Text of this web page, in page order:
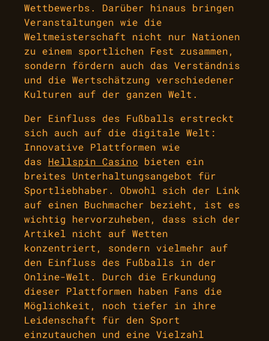
Wettbewerbs. Darüber hinaus bringen
Veranstaltungen wie die
Weltmeisterschaft nicht nur Nationen
zu einem sportlichen Fest zusammen,
sondern fördern auch das Verständnis
und die Wertschätzung verschiedener
Kulturen auf der ganzen Welt.
Der Einfluss des Fußballs erstreckt
sich auch auf die digitale Welt:
Innovative Plattformen wie
das Hellspin Casino bieten ein
breites Unterhaltungsangebot für
Sportliebhaber. Obwohl sich der Link
auf einen Buchmacher bezieht, ist es
wichtig hervorzuheben, dass sich der
Artikel nicht auf Wetten
konzentriert, sondern vielmehr auf
den Einfluss des Fußballs in der
Online-Welt. Durch die Erkundung
dieser Plattformen haben Fans die
Möglichkeit, noch tiefer in ihre
Leidenschaft für den Sport
einzutauchen und eine Vielzahl